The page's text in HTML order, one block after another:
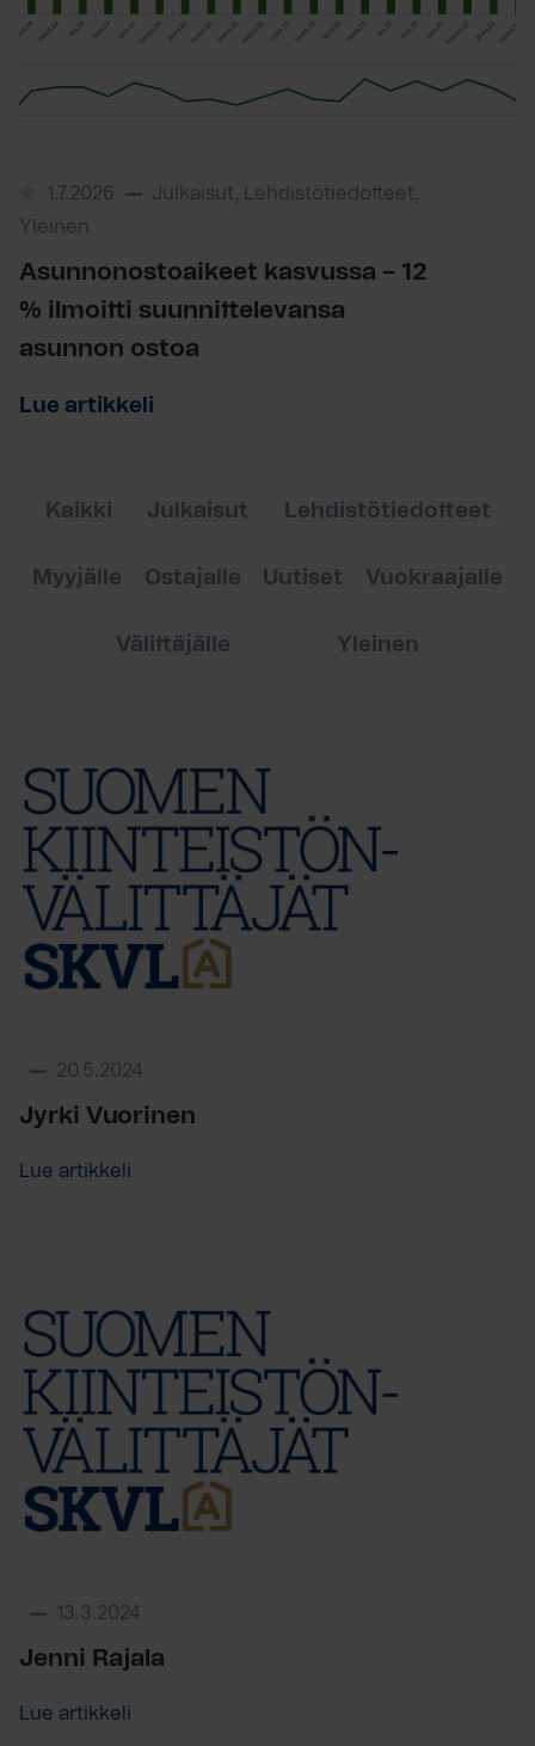
1.7.2026
Julkaisut, Lehdistötiedotteet,
Yleinen
Asunnonostoaikeet kasvussa – 12
% ilmoitti suunnittelevansa
asunnon ostoa
Lue artikkeli
Kaikki Julkaisut Lehdistötiedotteet
Myyjälle Ostajalle Uutiset Vuokraajalle
Välittäjälle Yleinen
20.5.2024
Jyrki Vuorinen
Lue artikkeli
13.3.2024
Jenni Rajala
Lue artikkeli